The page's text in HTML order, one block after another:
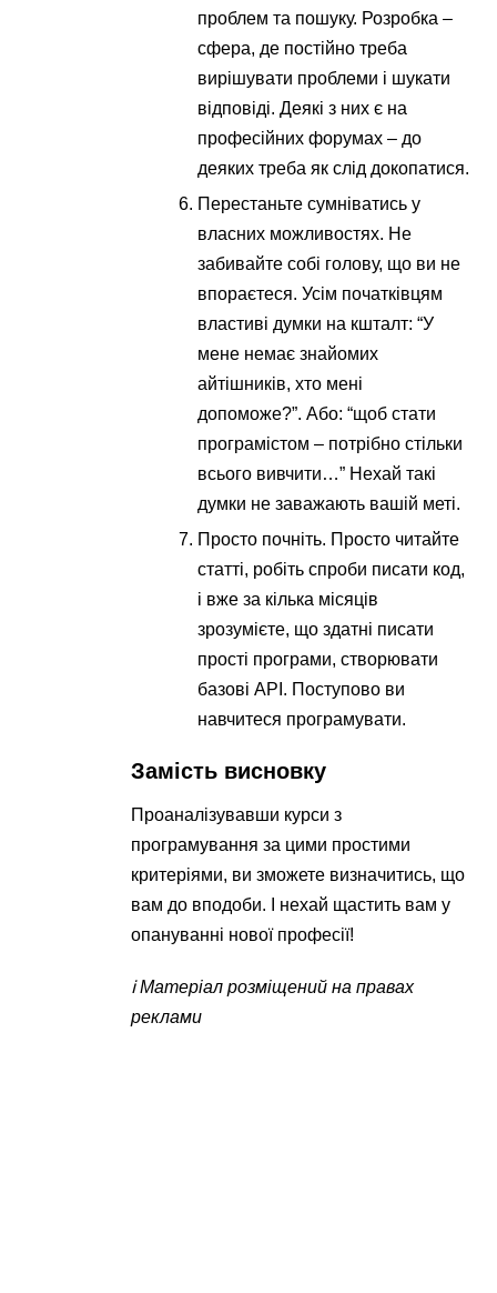
проблем та пошуку. Розробка –
сфера, де постійно треба
вирішувати проблеми і шукати
відповіді. Деякі з них є на
професійних форумах – до
деяких треба як слід докопатися.
Перестаньте сумніватись у
власних можливостях. Не
забивайте собі голову, що ви не
впораєтеся. Усім початківцям
властиві думки на кшталт: “У
мене немає знайомих
айтішників, хто мені
допоможе?”. Або: “щоб стати
програмістом – потрібно стільки
всього вивчити…” Нехай такі
думки не заважають вашій меті.
Просто почніть. Просто читайте
статті, робіть спроби писати код,
і вже за кілька місяців
зрозумієте, що здатні писати
прості програми, створювати
базові API. Поступово ви
навчитеся програмувати.
Замість висновку
Проаналізувавши курси з
програмування за цими простими
критеріями, ви зможете визначитись, що
вам до вподоби. І нехай щастить вам у
опануванні нової професії!
ℹ️ Матеріал розміщений на правах
реклами